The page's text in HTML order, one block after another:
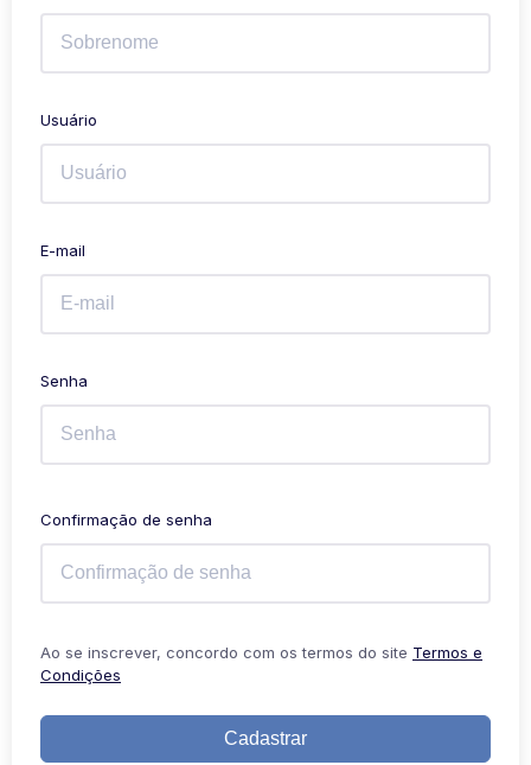
Usuário
E-mail
Senha
Confirmação de senha
Ao se inscrever, concordo com os termos do site Termos e
Condições
Cadastrar